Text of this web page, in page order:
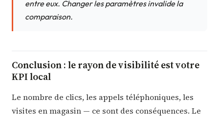
entre eux. Changer les paramètres invalide la
comparaison.
Conclusion : le rayon de visibilité est votre
KPI local
Le nombre de clics, les appels téléphoniques, les
visites en magasin — ce sont des conséquences. Le